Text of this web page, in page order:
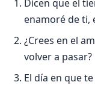
Dicen que el
enamoré de ti,
¿Crees en el
volver a pasar?
El dí­a en que